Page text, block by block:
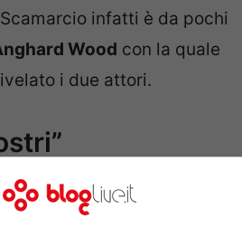
infatti è da pochi
Wood con la quale
i due attori.